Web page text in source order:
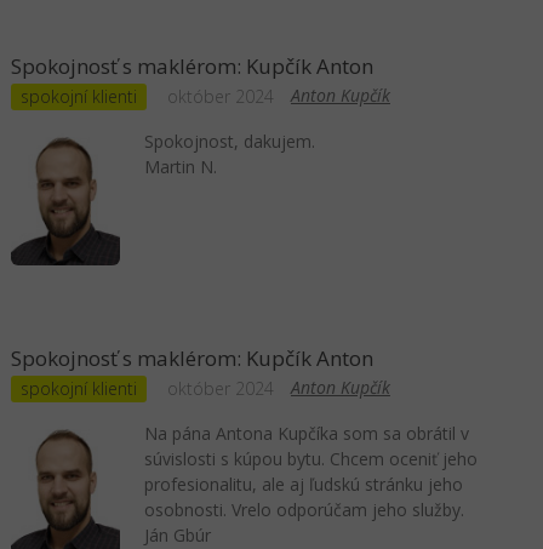
Spokojnosť s maklérom: Kupčík Anton
spokojní klienti Anton Kupčík
október 2024
Spokojnost, dakujem.
Martin N.
Spokojnosť s maklérom: Kupčík Anton
spokojní klienti Anton Kupčík
október 2024
Na pána Antona Kupčíka som sa obrátil v
súvislosti s kúpou bytu. Chcem oceniť jeho
profesionalitu, ale aj ľudskú stránku jeho
osobnosti. Vrelo odporúčam jeho služby.
Ján Gbúr